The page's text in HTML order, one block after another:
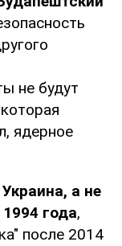
не будут
ядерное
а не
года,
после 2014